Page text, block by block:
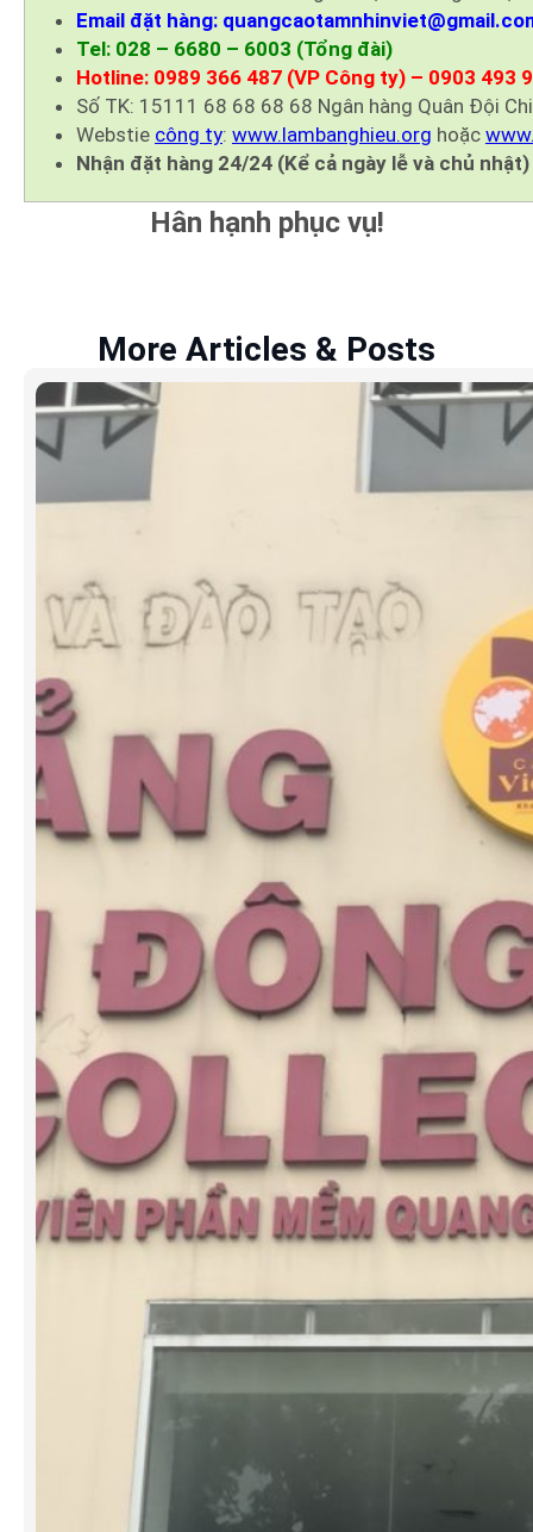
Email đặt hàng:
Tel: 028 – 6680 – 6003 (Tổng đài)
Hotline: 0989 366 487 (VP Công ty) – 0903 493
Số TK: 15111 68 68 68 68 Ngân hàng Quân Đội
Webstie công ty: www.lambanghieu.org hoặc
Nhận đặt hàng 24/24 (Kể cả ngày lễ và chủ nhật)
Hân hạnh phục vụ!
More Articles & Posts